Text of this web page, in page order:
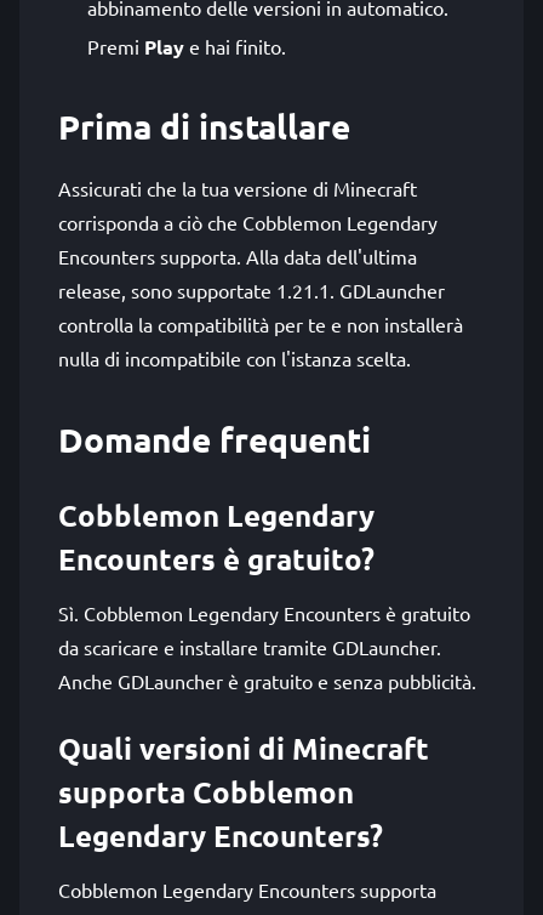
abbinamento delle versioni in automatico.
Premi Play e hai finito.
Prima di installare
Assicurati che la tua versione di Minecraft
corrisponda a ciò che Cobblemon Legendary
Encounters supporta. Alla data dell'ultima
release, sono supportate 1.21.1. GDLauncher
controlla la compatibilità per te e non installerà
nulla di incompatibile con l'istanza scelta.
Domande frequenti
Cobblemon Legendary
Encounters è gratuito?
Sì. Cobblemon Legendary Encounters è gratuito
da scaricare e installare tramite GDLauncher.
Anche GDLauncher è gratuito e senza pubblicità.
Quali versioni di Minecraft
supporta Cobblemon
Legendary Encounters?
Cobblemon Legendary Encounters supporta